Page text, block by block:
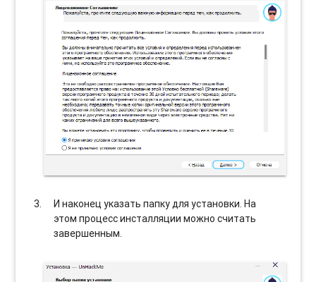
И наконец указать папку для установки. На
этом процесс инсталляции можно считать
завершенным.